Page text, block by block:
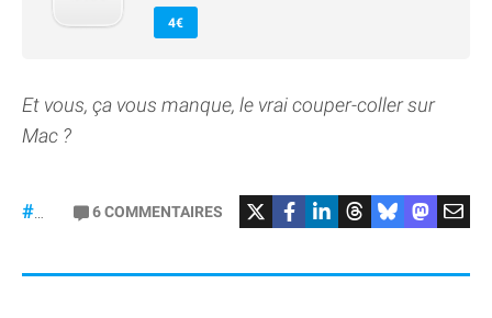
4€
Et vous, ça vous manque, le vrai couper-coller sur
Mac ?
#macOS 6COMMENTAIRES